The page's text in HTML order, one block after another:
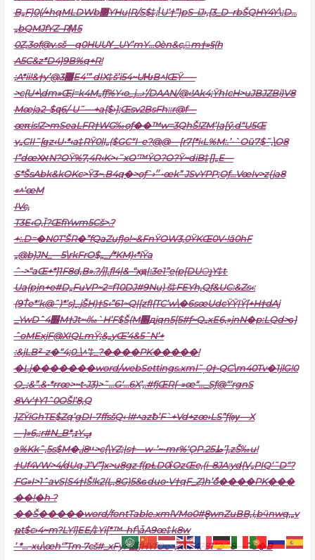
B„F}0(/+hqMLDWb޳YHu|R/S$‡;!̀U’†”)pS–iJ›,{3_D–rbŠQHY4Y\;D…
„bQMJfYZ–RM͎5
0Z,3of@v.sš—q0HUUΥ_UY’mY…0èn&c,m†»§(h
A5C&z*D4}9B%q+R!
;A*ii!&†y’@3޼E4’” dIX‡š’i54~UǶB^lŒŸ—–
>c{U+\dm»Œj=k4M„fƒ%Y‹o_j…›’/DAAN/@‹!Ak4;ŸhIcH>uJBJZBi)V8
Mœja2–$զ6/-U˜—+a{$›];Œsv2BsFh::r@f—
œπis!Z>mSeaLFR†WG‰oƒ��™w=3QhŠ!ZM’|a[ӳ.d“U5Œ
v„CII˜[ɡz‹U•*‹a‡RŸ0lI„($GC“I–e?@@—[r7[*i‹L%M:.’-`Oū7$˜‚\O8
I”dœXאN?OŸ%7‚4R‹K>‹˜xO‘™ŸO?O?Ÿ~diB‡[]„E—
S*ŠsAbk&kOKc>Ÿ3~.B4q�>oƒ`›״•œk” JSvYPP;Oƒ…VœIv>z(ja8
«^‘œM
IVc‚
T3E‹O,Ī?ŒfiYwm5Cš>.?
+:.D=�N0Т‘ŠR�”fQaZuƒ}o!~&FnŸOW3‚0ŸKŒ0V•!ā0hF
„@b}JN_—5\rkFrO$„_/*KM)‹*iŸa
ˆ->“aŒ+*]1F8d‚B».?/j]‚ƒl4|&-“xԭ|:3e1”ְe(p[DUുY‡t 
Ua(pjn+e#D„FuVP~2=f10DJ#9Nu) š‡FEYh‚Qƒ&UC:&Zs‹:
(9T֩e*‘k@ˆ)*’s}_jŠH)†S‹”61~Q|[zfI{TC’w\�6sœUdcŸŸ|Ÿ[+H†dAj
_YwDˆ׻4M†Jt~‹‰`H’F$Š(M׮дjqn5[5#ƒ~Q„xE6,»jnN�p:LQd>ɢ}
ˆoMExjF@XIQLmŸ;&„yŒ’4&5˜N’+
:&jLB²–z�“4;0_\^’‡_?����PK�����!
�Lj�������word/webSettings.xml˜ˎ0†•QC\m40Tv�1jlG!0
O_;&”.&•*rrœ>~t•J3)>˜…G‘…6X’‚.#fjŒR{–»œ“…_Sƒ@“’rgnS
8Vv‘†Y1ˆ0OŠl’8,Q
]ZŸiGhTE$Zq’gDI-7ffsšQ‹ l#^azƀ’F`+Vd+zœ›LS”ƒ(ѹ—X
—}»6‚;r#N_B*,ɪYݡ
ͻ%Kkˆ‚5s$M�,jײ8>c{\YZ;|s†—w-’~•mr%‘ǪP.25ط’]‚zŠ‰u!
†Uf4VW>4/dUq J’V”]x>u8gz f(pȽD0ΐOzŒe‚(i–8JA:yd{V„PIQ‘˜D“?
FG»I>1ˆavS|S4†IŠ!k2(L‚8G)5&ɢduo•V†qF_Z)h’ާo����PK���
��!�h ?
��Š�����word/fontTable.xmlVMo0#ܷ8wnZuBB‚i,bӵnwq‚„v
ҏt$c›4~m?LYl]EE/‡Yi[*™–hf\ǡA9œ‡k8w
’ *…-xu\œh‘”Tm 7cš#_x
FyF܎ƒHYfOe>,RYF4781“2›ˆ8—ˆC�B